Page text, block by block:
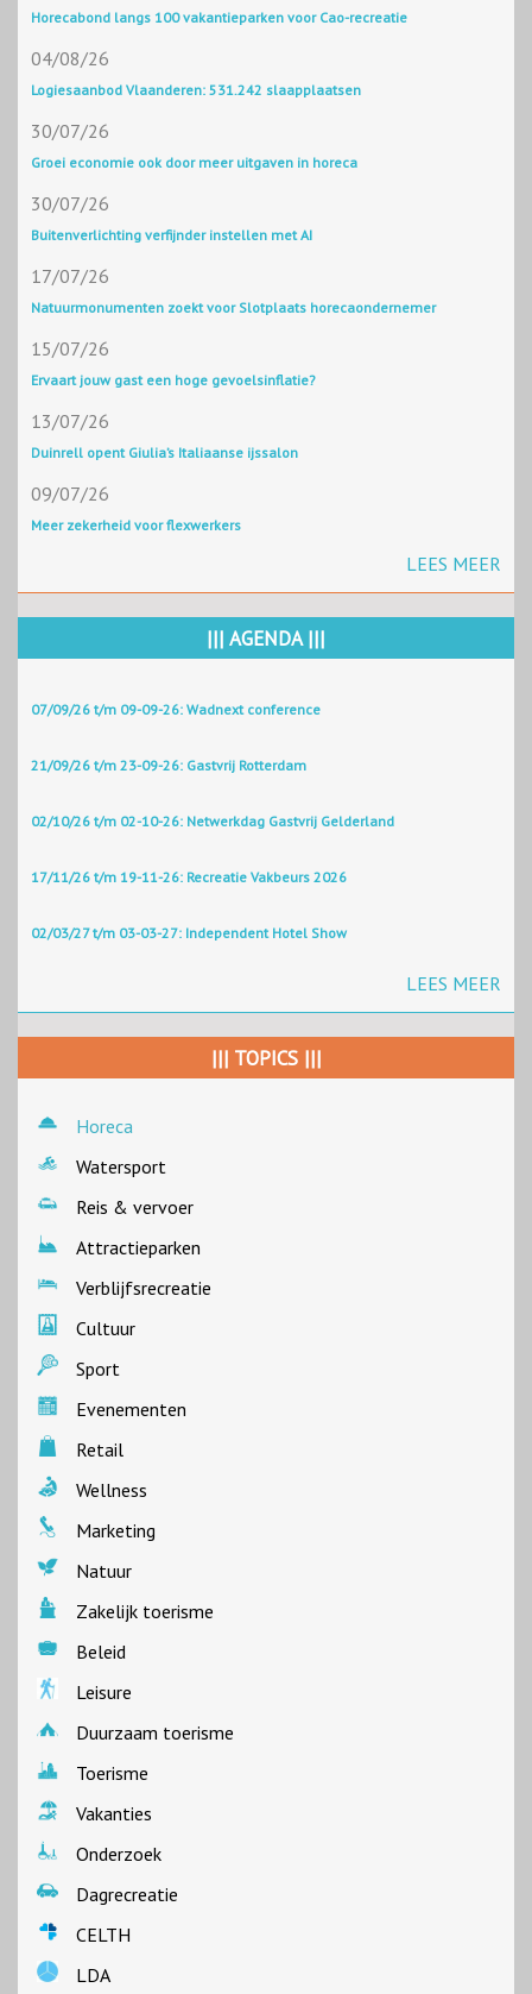
Horecabond langs 100 vakantieparken voor Cao-recreatie
04/08/26
Logiesaanbod Vlaanderen: 531.242 slaapplaatsen
30/07/26
Groei economie ook door meer uitgaven in horeca
30/07/26
Buitenverlichting verfijnder instellen met AI
17/07/26
Natuurmonumenten zoekt voor Slotplaats horecaondernemer
15/07/26
Ervaart jouw gast een hoge gevoelsinflatie?
13/07/26
Duinrell opent Giulia’s Italiaanse ijssalon
09/07/26
Meer zekerheid voor flexwerkers
LEES MEER
||| AGENDA |||
07/09/26 t/m 09-09-26: Wadnext conference
21/09/26 t/m 23-09-26: Gastvrij Rotterdam
02/10/26 t/m 02-10-26: Netwerkdag Gastvrij Gelderland
17/11/26 t/m 19-11-26: Recreatie Vakbeurs 2026
02/03/27 t/m 03-03-27: Independent Hotel Show
LEES MEER
||| TOPICS |||
Horeca
Watersport
Reis & vervoer
Attractieparken
Verblijfsrecreatie
Cultuur
Sport
Evenementen
Retail
Wellness
Marketing
Natuur
Zakelijk toerisme
Beleid
Leisure
Duurzaam toerisme
Toerisme
Vakanties
Onderzoek
Dagrecreatie
CELTH
LDA